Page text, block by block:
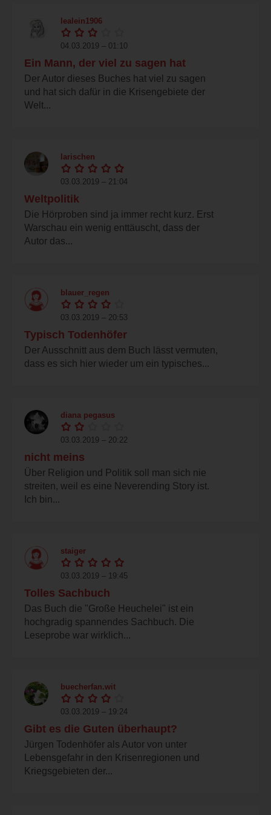
lealein1906
04.03.2019 – 01:10
Ein Mann, der viel zu sagen hat
Der Autor dieses Buches hat viel zu sagen
und hat sich dafür in die Krisengebiete der
Welt...
larischen
03.03.2019 – 21:04
Weltpolitik
Die Hörproben sind ja immer recht kurz. Erst
Warschau ein wenig enttäuscht, dass der
Autor das...
blauer_regen
03.03.2019 – 20:53
Typisch Todenhöfer
Der Ausschnitt aus dem Buch lässt vermuten,
dass es sich hier wieder um ein typisches...
diana pegasus
03.03.2019 – 20:22
nicht meins
Über Religion und Politik soll man sich nie
streiten, weil es eine Neverending Story ist.
Ich bin...
staiger
03.03.2019 – 19:45
Tolles Sachbuch
Das Buch die "Große Heuchelei" ist ein
hochgradig spannendes Sachbuch. Die
Leseprobe war wirklich...
buecherfan.wit
03.03.2019 – 19:24
Gibt es die Guten überhaupt?
Jürgen Todenhöfer als Autor von unter
Lebensgefahr in den Krisenregionen und
Kriegsgebieten der...